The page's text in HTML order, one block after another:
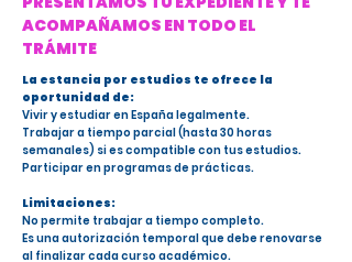
ACOMPAÑAMOS EN TODO EL
TRÁMITE
La estancia por estudios te ofrece la
oportunidad de:
Vivir y estudiar en España legalmente.
Trabajar a tiempo parcial (hasta 30 horas
semanales) si es compatible con tus estudios.
Participar en programas de prácticas.
Limitaciones:
No permite trabajar a tiempo completo.
Es una autorización temporal que debe renovarse
al finalizar cada curso académico.